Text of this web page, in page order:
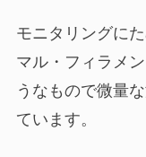
モニタリングに
マル・フィラメ
うなもので微量
ています。